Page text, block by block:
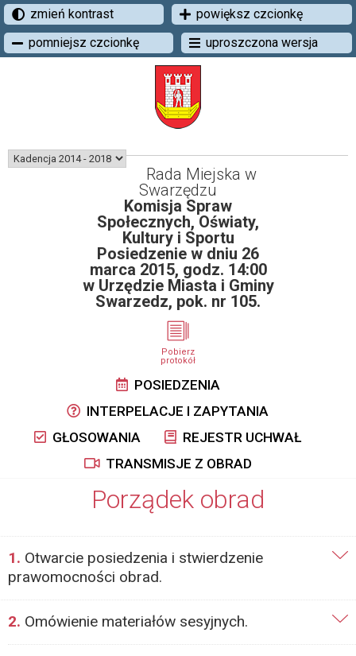
zmień kontrast
powiększ czcionkę
pomniejsz czcionkę
uproszczona wersja
Rada Miejska w
Swarzędzu
Komisja Spraw
Społecznych, Oświaty,
Kultury i Sportu
Posiedzenie w dniu 26
marca 2015, godz. 14:00
w Urzędzie Miasta i Gminy
Swarzedz, pok. nr 105.
Pobierz
protokół
POSIEDZENIA
INTERPELACJE I ZAPYTANIA
GŁOSOWANIA
REJESTR UCHWAŁ
TRANSMISJE Z OBRAD
Porządek obrad
1. Otwarcie posiedzenia i stwierdzenie
prawomocności obrad.
2. Omówienie materiałów sesyjnych.